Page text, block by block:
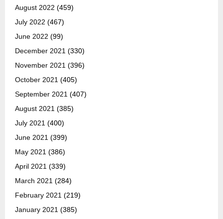
August 2022 (459)
July 2022 (467)
June 2022 (99)
December 2021 (330)
November 2021 (396)
October 2021 (405)
September 2021 (407)
August 2021 (385)
July 2021 (400)
June 2021 (399)
May 2021 (386)
April 2021 (339)
March 2021 (284)
February 2021 (219)
January 2021 (385)